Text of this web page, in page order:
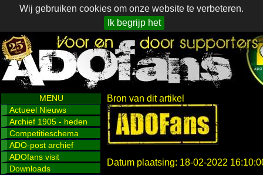
Wij gebruiken cookies om onze website te verbeteren.
Ik begrijp het
MENU
Actueel Nieuws
Archief 1905 - heden
Competitieschema
ADO-post archief
ADOfans visit
Downloads
Bron van dit artikel
Datum plaatsing: 18-02-2022